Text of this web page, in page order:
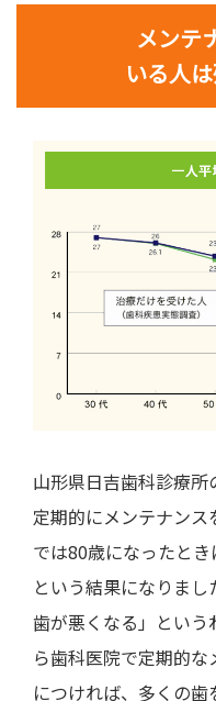
メンテ
いる人
山形県日吉歯科診療所
定期的にメンテナン
では80歳になったと
という結果になりまし
歯が悪くなる」とい
ら歯科医院で定期的
につければ、多くの